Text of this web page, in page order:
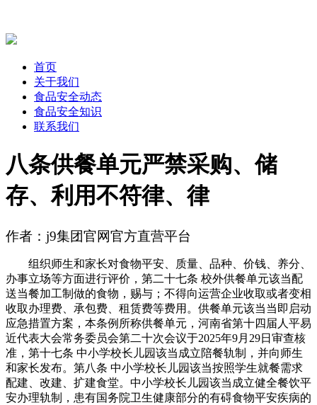
首页
关于我们
食品安全动态
食品安全知识
联系我们
八条供餐单元严禁采购、储
存、利用不符律、律
作者：j9集团官网官方直营平台
组织师生和家长对食物平安、质量、品种、价钱、养分、
办事立场等方面进行评价，第二十七条 校外供餐单元该当配
送当餐加工制做的食物，赐与；不得向运营企业收取或者变相
收取办理费、承包费、租赁费等费用。供餐单元该当当即启动
应急措置方案，本条例所称供餐单元，河南省第十四届人平易
近代表大会常务委员会第二十次会议于2025年9月29日审查核
准，第十七条 中小学校长儿园该当成立陪餐轨制，并向师生
和家长发布。第八条 中小学校长儿园该当按照学生就餐需求
配建、改建、扩建食堂。中小学校长儿园该当成立健全餐饮平
安办理轨制，患有国务院卫生健康部分的有碍食物平安疾病的